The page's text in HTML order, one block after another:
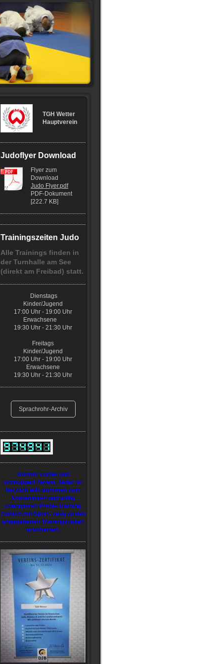
TGH Wetter
Hauptverein
Judoflyer Download
Flyer zum
Download
Judo Flyer.pdf
PDF-Dokument
[222.7 KB]
Trainingszeiten Judo
Alle Trainings finden in
der Turnhalle am See
(direkt am Freibad) statt.
Dienstags
Kinder/Jugend
17:00 Uhr - 19:00 Uhr
Erwachsene
19:30 Uhr - 21:30 Uhr
Freitags
Kinder/Jugend
17:00 Uhr - 19:00 Uhr
Erwachsene
19:30 Uhr - 21:30 Uhr
Sprachrohr-Archiv
Kommt vorbei und
schnuppert herein. Jeder ist
herzlich will- kommen zum
kostenlosen und völlig
zwanglosen Probe- training.
Einfach mit Sport- zeug zu den
angegebenen Trainingszeiten
erscheinen.